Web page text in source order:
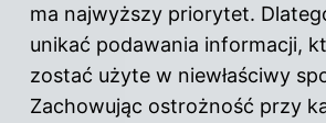
ma najwyższy priorytet.
unikać podawania informacji,
zostać użyte w niewłaściwy
Zachowując ostrożność przy